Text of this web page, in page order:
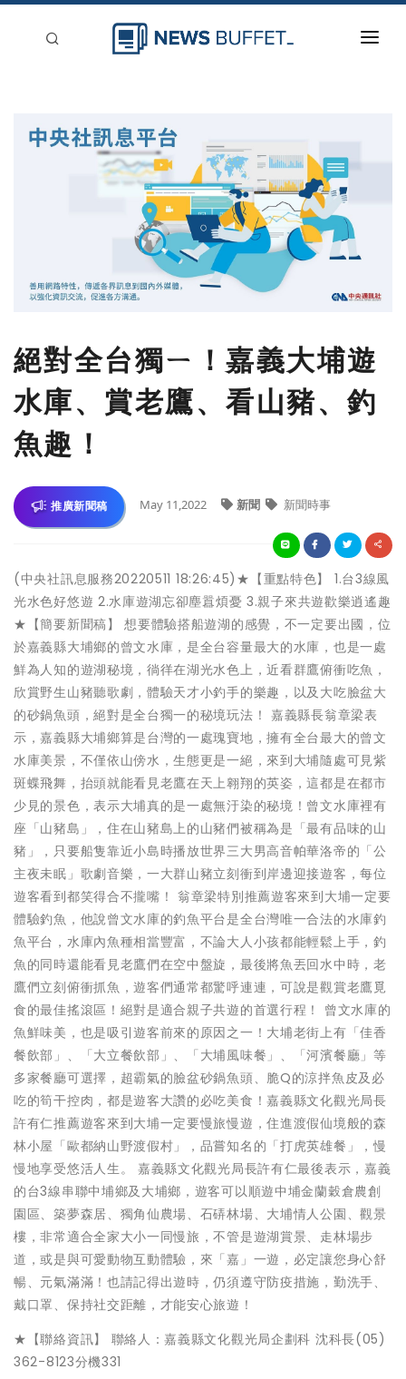
絕對全台獨ㄧ！嘉義大埔遊
水庫、賞老鷹、看山豬、釣
魚趣！
推廣新聞稿 May 11,2022 新聞 新聞時事
(中央社訊息服務20220511 18:26:45)★【重點特色】 1.台3線風
光水色好悠遊 2.水庫遊湖忘卻塵囂煩憂 3.親子來共遊歡樂逍遙趣
★【簡要新聞稿】 想要體驗搭船遊湖的感覺，不一定要出國，位
於嘉義縣大埔鄉的曾文水庫，是全台容量最大的水庫，也是一處
鮮為人知的遊湖秘境，徜徉在湖光水色上，近看群鷹俯衝吃魚，
欣賞野生山豬聽歌劇，體驗天才小釣手的樂趣，以及大吃臉盆大
的砂鍋魚頭，絕對是全台獨一的秘境玩法！ 嘉義縣長翁章梁表
示，嘉義縣大埔鄉算是台灣的一處瑰寶地，擁有全台最大的曾文
水庫美景，不僅依山傍水，生態更是一絕，來到大埔隨處可見紫
斑蝶飛舞，抬頭就能看見老鷹在天上翱翔的英姿，這都是在都市
少見的景色，表示大埔真的是一處無汙染的秘境！曾文水庫裡有
座「山豬島」，住在山豬島上的山豬們被稱為是「最有品味的山
豬」，只要船隻靠近小島時播放世界三大男高音帕華洛帝的「公
主夜未眠」歌劇音樂，一大群山豬立刻衝到岸邊迎接遊客，每位
遊客看到都笑得合不攏嘴！ 翁章梁特別推薦遊客來到大埔一定要
體驗釣魚，他說曾文水庫的釣魚平台是全台灣唯一合法的水庫釣
魚平台，水庫內魚種相當豐富，不論大人小孩都能輕鬆上手，釣
魚的同時還能看見老鷹們在空中盤旋，最後將魚丟回水中時，老
鷹們立刻俯衝抓魚，遊客們通常都驚呼連連，可說是觀賞老鷹覓
食的最佳搖滾區！絕對是適合親子共遊的首選行程！ 曾文水庫的
魚鮮味美，也是吸引遊客前來的原因之一！大埔老街上有「佳香
餐飲部」、「大立餐飲部」、「大埔風味餐」、「河濱餐廳」等
多家餐廳可選擇，超霸氣的臉盆砂鍋魚頭、脆Q的涼拌魚皮及必
吃的筍干控肉，都是遊客大讚的必吃美食！嘉義縣文化觀光局長
許有仁推薦遊客來到大埔一定要慢旅慢遊，住進渡假仙境般的森
林小屋「歐都納山野渡假村」，品嘗知名的「打虎英雄餐」，慢
慢地享受悠活人生。 嘉義縣文化觀光局長許有仁最後表示，嘉義
的台3線串聯中埔鄉及大埔鄉，遊客可以順遊中埔金蘭穀倉農創
園區、築夢森居、獨角仙農場、石硦林場、大埔情人公園、觀景
樓，非常適合全家大小一同慢旅，不管是遊湖賞景、走林場步
道，或是與可愛動物互動體驗，來「嘉」一遊，必定讓您身心舒
暢、元氣滿滿！也請記得出遊時，仍須遵守防疫措施，勤洗手、
戴口罩、保持社交距離，才能安心旅遊！
★【聯絡資訊】 聯絡人：嘉義縣文化觀光局企劃科 沈科長(05)
362-8123分機331